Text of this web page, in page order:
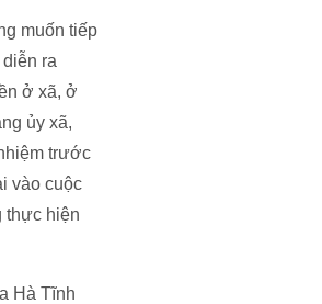
muốn tiếp
ra
ở xã, ở
ủy xã,
trước
vào cuộc
thực hiện
Hà Tĩnh